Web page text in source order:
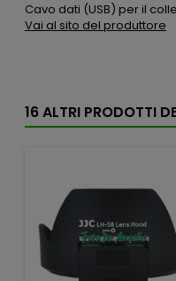
Cavo dati (USB) per il
Vai al sito del produttore
16 ALTRI PRODOTTI